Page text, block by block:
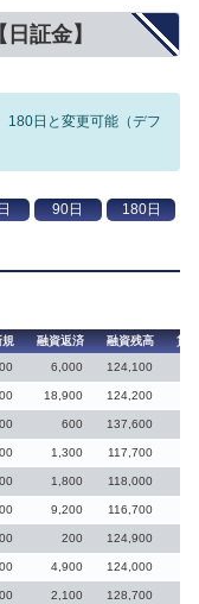
証金】
180日と変更可能（デフ
規 融資返済 融資残高
貸
6,000 124,100
18,900 124,200
600 137,600
1,300 117,700
1,800 118,000
9,200 116,700
200 124,900
4,900 124,000
2,100 128,700